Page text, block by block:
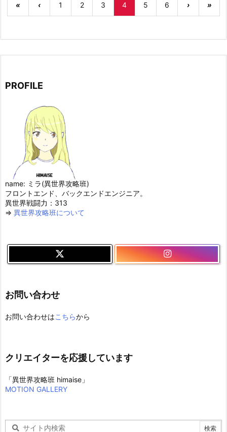
« ‹ 1 2 3 4 5 6 › »
PROFILE
name: ミラ(異世界攻略班)
フロントエンド、バックエンドエンジニア。
異世界戦闘力：313
⇒ 異世界攻略班について
お問い合わせ
お問い合わせはこちらから
クリエイターを応援しています
「異世界攻略班 himaise」
MOTION GALLERY